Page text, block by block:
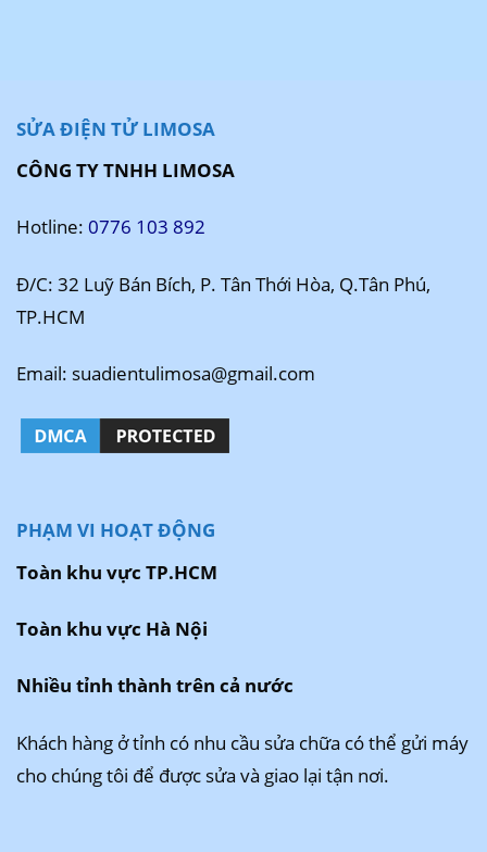
SỬA ĐIỆN TỬ LIMOSA
CÔNG TY TNHH LIMOSA
Hotline: 0776 103 892
Đ/C: 32 Luỹ Bán Bích, P. Tân Thới Hòa, Q.Tân Phú,
TP.HCM
Email: suadientulimosa@gmail.com
PHẠM VI HOẠT ĐỘNG
Toàn khu vực TP.HCM
Toàn khu vực Hà Nội
Nhiều tỉnh thành trên cả nước
Khách hàng ở tỉnh có nhu cầu sửa chữa có thể gửi máy
cho chúng tôi để được sửa và giao lại tận nơi.